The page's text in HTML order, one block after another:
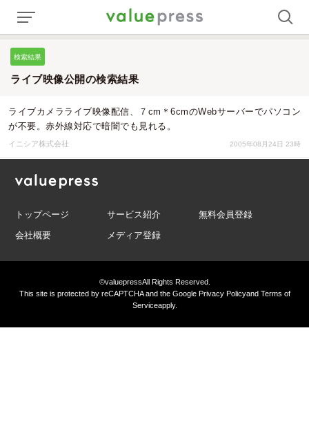
検索結果
ライブ映像公開の検索結果
ライブカメラライブ映像配信、７cm＊6cmのWebサーバーでパソコン
が不要。赤外線対応で暗闇でも見れる。
イニシア株式会社 2005年08月24日 23時
トップページ サービス紹介
無料会員登録
会社概要
メディア登録
©valuepressAll Rights Reserved.
This site is protected by reCAPTCHA and the GooglePrivacy Policyand Terms of
Serviceapply.